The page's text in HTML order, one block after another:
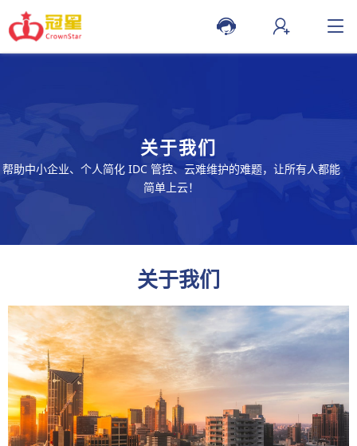
关于我们
帮助中小企业、个人简化 IDC 管控、云难维护的难题，让所有人都能
简单上云！
关于我们